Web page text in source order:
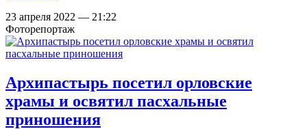
23 апреля 2022 — 21:22
Фоторепортаж
Архипастырь посетил орловские
храмы и освятил пасхальные
приношения